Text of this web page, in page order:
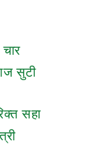
सुटी
सहा